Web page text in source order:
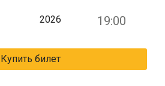
2026 19:00
Купить билет